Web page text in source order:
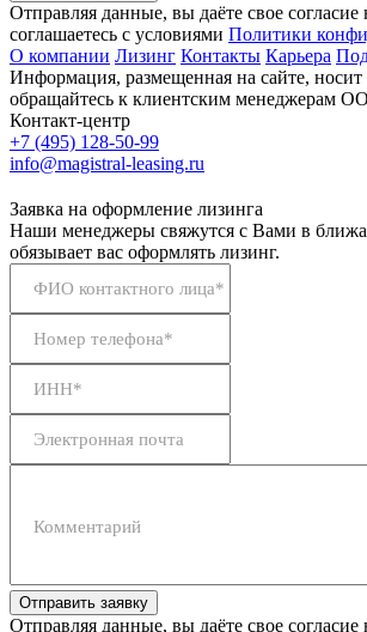
Отправляя данные, вы даёте свое
соглашаетесь с условиями Политики
О компании Лизинг Контакты Карьера
Информация, размещенная на сайте,
обращайтесь к клиентским менеджерам
Контакт-центр
+7 (495) 128-50-99
info@magistral-leasing.ru
Заявка на оформление лизинга
Наши менеджеры свяжутся с Вами в
обязывает вас оформлять лизинг.
ФИО контактного лица*
Номер телефона*
ИНН*
Электронная почта
Комментарий
Отправить заявку
Отправляя данные, вы даёте свое